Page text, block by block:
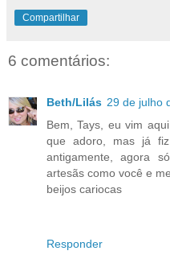
Compartilhar
6 comentários:
Beth/Lilás 29 de julho
Bem, Tays, eu vim
que adoro, mas já fiz
antigamente, agora
artesãs como você e
beijos cariocas
Responder